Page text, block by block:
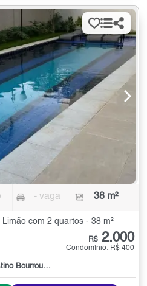
- vaga 38 m²
com 2 quartos - 38 m²
, 631
R$ 2.000
Condomínio: R$ 400